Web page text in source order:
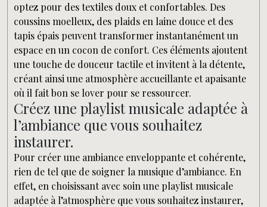
optez pour des textiles doux et confortables. Des
coussins moelleux, des plaids en laine douce et des
tapis épais peuvent transformer instantanément un
espace en un cocon de confort. Ces éléments ajoutent
une touche de douceur tactile et invitent à la détente,
créant ainsi une atmosphère accueillante et apaisante
où il fait bon se lover pour se ressourcer.
Créez une playlist musicale adaptée à
l’ambiance que vous souhaitez
instaurer.
Pour créer une ambiance enveloppante et cohérente,
rien de tel que de soigner la musique d’ambiance. En
effet, en choisissant avec soin une playlist musicale
adaptée à l’atmosphère que vous souhaitez instaurer,